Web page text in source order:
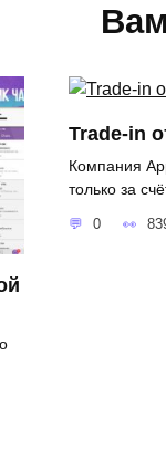
Trade-in
Компания
только за
0